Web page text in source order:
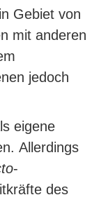
Gebiet von
mit anderen
jedoch
eigene
Allerdings
-
des